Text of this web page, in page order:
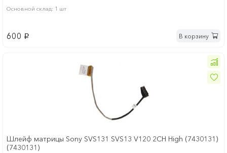
Основной склад: 1 шт
600 p В корзину
Шлейф матрицы Sony SVS131 SVS13 V120 2CH High (7430131)
(7430131)